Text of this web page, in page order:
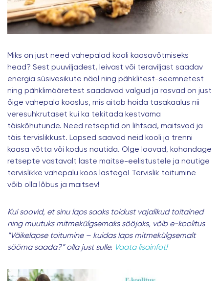
Miks on just need vahepalad kooli kaasavõtmiseks
head? Sest puuviljadest, leivast või teraviljast saadav
energia süsivesikute näol ning pähklitest-seemnetest
ning pähklimääretest saadavad valgud ja rasvad on just
õige vahepala kooslus, mis aitab hoida tasakaalus nii
veresuhkrutaset kui ka tekitada kestvama
täiskõhutunde. Need retseptid on lihtsad, maitsvad ja
täis tervislikkust. Lapsed saavad neid kooli ja trenni
kaasa võtta või kodus nautida. Olge loovad, kohandage
retsepte vastavalt laste maitse-eelistustele ja nautige
tervislikke vahepalu koos lastega! Tervislik toitumine
võib olla lõbus ja maitsev!
Kui soovid, et sinu laps saaks toidust vajalikud toitained
ning muutuks mitmekülgsemaks sööjaks, võib e-koolitus
“Väikelapse toitumine – kuidas laps mitmekülgsemalt
sööma saada?” olla just sulle. Vaata lisainfot!